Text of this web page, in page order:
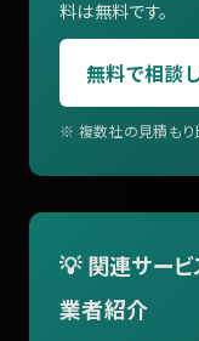
料は無料です。
無料で相談
※ 複数社の見積もり
💡 関連サー
業者紹介